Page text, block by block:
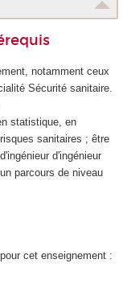
notamment ceux
Sécurité sanitaire.
statistique, en
sanitaires ; être
d'ingénieur
parcours de niveau
cet enseignement :